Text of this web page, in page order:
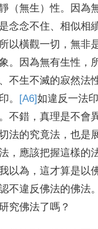
（無生）性。
因為
念念不住、相似相
所以橫觀一切 ，無非
。 因為無有生性 ，
、不生不滅的寂然法
。 [A6]如違反一法
。不錯 ，真理是不會
法的究竟法 ，也是
， 應該把握這樣的
以為 ，這才算是以
不違反佛法的佛法
究佛法了嗎 ？